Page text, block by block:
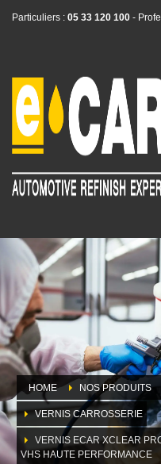
Particuliers : 05 33 120 100 -
HOME NOS PRODUITS
VERNIS CARROSSERIE
VERNIS ECAR XCLEAR
VHS HAUTE PERFORMANCE